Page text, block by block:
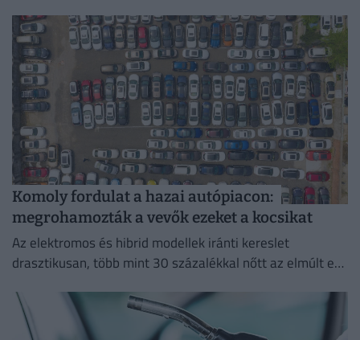
Komoly fordulat a hazai autópiacon:
megrohamozták a vevők ezeket a kocsikat
Az elektromos és hibrid modellek iránti kereslet
drasztikusan, több mint 30 százalékkal nőtt az elmúlt egy